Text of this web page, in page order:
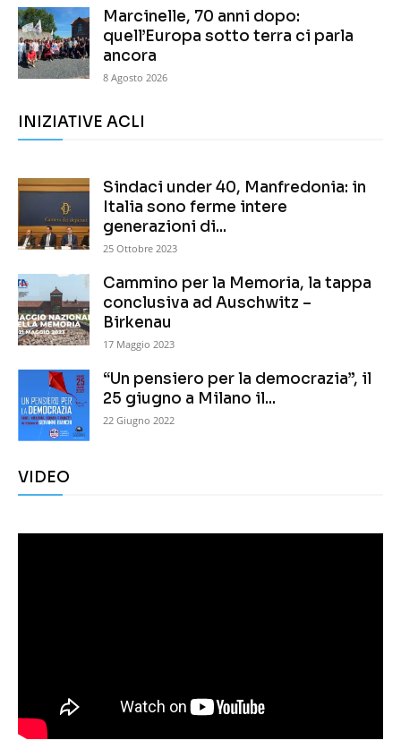
Marcinelle, 70 anni dopo:
quell’Europa sotto terra ci parla
ancora
8 Agosto 2026
INIZIATIVE ACLI
Sindaci under 40, Manfredonia: in
Italia sono ferme intere
generazioni di...
25 Ottobre 2023
Cammino per la Memoria, la tappa
conclusiva ad Auschwitz –
Birkenau
17 Maggio 2023
“Un pensiero per la democrazia”, il
25 giugno a Milano il...
22 Giugno 2022
VIDEO